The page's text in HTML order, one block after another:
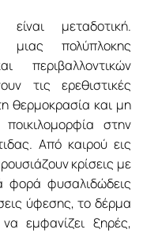
μεταδοτική.
μιας πολύπλοκης
περιβαλλοντικών
τις ερεθιστικές
θερμοκρασία και μη
στην
Από καιρού εις
κρίσεις με
φορά φυσαλιδώδεις
ύφεσης, το δέρμα
εμφανίζει ξηρές,